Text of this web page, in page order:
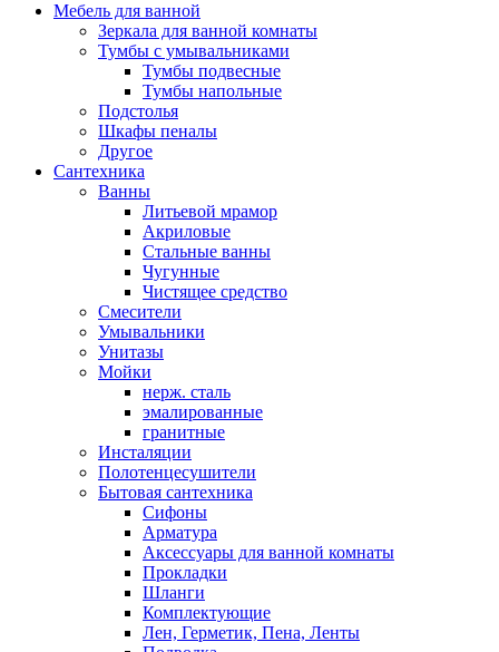
Мебель для ванной
Зеркала для ванной комнаты
Тумбы с умывальниками
Тумбы подвесные
Тумбы напольные
Подстолья
Шкафы пеналы
Другое
Сантехника
Ванны
Литьевой мрамор
Акриловые
Стальные ванны
Чугунные
Чистящее средство
Смесители
Умывальники
Унитазы
Мойки
нерж. сталь
эмалированные
гранитные
Инсталяции
Полотенцесушители
Бытовая сантехника
Сифоны
Арматура
Аксессуары для ванной комнаты
Прокладки
Шланги
Комплектующие
Лен, Герметик, Пена, Ленты